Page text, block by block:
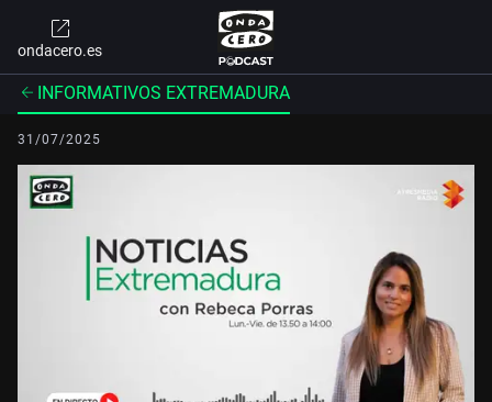
ondacero.es
INFORMATIVOS EXTREMADURA
31/07/2025